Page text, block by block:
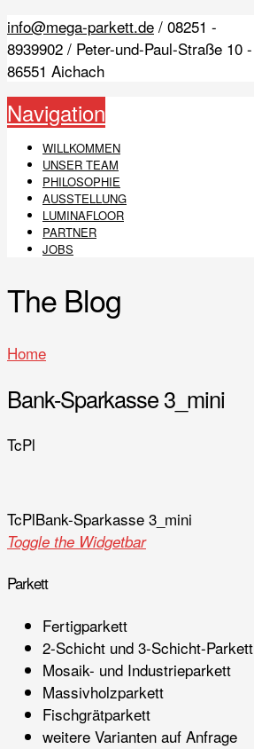
info@mega-parkett.de / 08251 -
8939902 / Peter-und-Paul-Straße 10 -
86551 Aichach
Navigation
WILLKOMMEN
UNSER TEAM
PHILOSOPHIE
AUSSTELLUNG
LUMINAFLOOR
PARTNER
JOBS
The Blog
Home
Bank-Sparkasse 3_mini
TcPl
TcPlBank-Sparkasse 3_mini
Toggle the Widgetbar
Parkett
Fertigparkett
2-Schicht und 3-Schicht-Parkett
Mosaik- und Industrieparkett
Massivholzparkett
Fischgrätparkett
weitere Varianten auf Anfrage